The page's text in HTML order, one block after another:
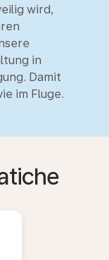
wird,
in
Damit
im Fluge.